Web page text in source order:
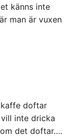
känns inte
man är vuxen
doftar
inte dricka
det doftar….